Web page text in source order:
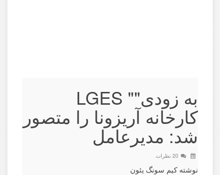
LGES "به زودی"
کارخانه آریزونا را متصور
شد: مدیرعامل
20 نظرات
نوشته کیم سونگ یئون